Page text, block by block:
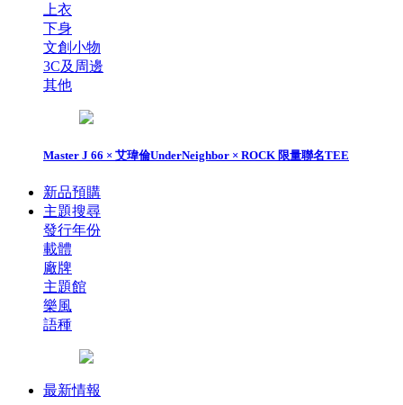
上衣
下身
文創小物
3C及周邊
其他
Master J 66 × 艾瑋倫UnderNeighbor × ROCK 限量聯名TEE
新品預購
主題搜尋
發行年份
載體
廠牌
主題館
樂風
語種
最新情報